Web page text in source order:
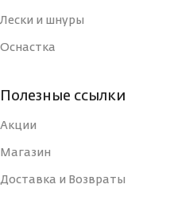
Лески и шнуры
Оснастка
Полезные ссылки
Акции
Магазин
Доставка и Возвраты